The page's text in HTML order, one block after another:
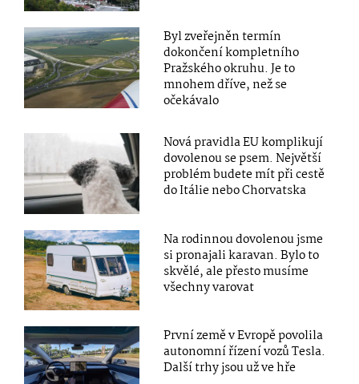
Byl zveřejněn termín
dokončení kompletního
Pražského okruhu. Je to
mnohem dříve, než se
očekávalo
Nová pravidla EU komplikují
dovolenou se psem. Největší
problém budete mít při cestě
do Itálie nebo Chorvatska
Na rodinnou dovolenou jsme
si pronajali karavan. Bylo to
skvělé, ale přesto musíme
všechny varovat
První země v Evropě povolila
autonomní řízení vozů Tesla.
Další trhy jsou už ve hře